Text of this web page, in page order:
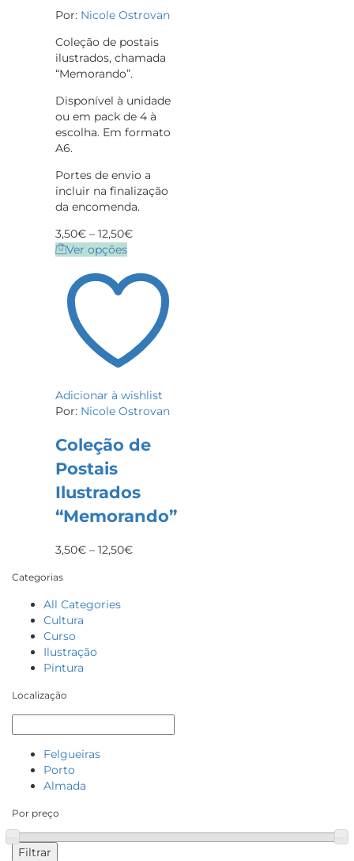
Por: Nicole Ostrovan
Coleção de postais
ilustrados, chamada
“Memorando”.
Disponível à unidade
ou em pack de 4 à
escolha. Em formato
A6.
Portes de envio a
incluir na finalização
da encomenda.
3,50€ – 12,50€
Ver opções
Adicionar à wishlist
Por: Nicole Ostrovan
Coleção de
Postais
Ilustrados
“Memorando”
3,50€ – 12,50€
Categorias
All Categories
Cultura
Curso
Ilustração
Pintura
Localização
Felgueiras
Porto
Almada
Por preço
Filtrar